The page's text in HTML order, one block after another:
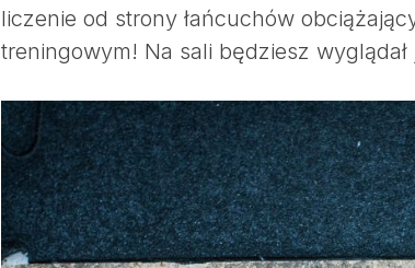
liczenie od strony łańcuchów
treningowym! Na sali będziesz wyglądał